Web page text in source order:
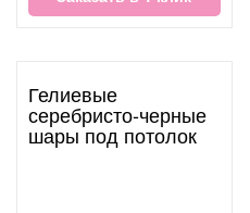
Гелиевые
серебристо-черные
шары под потолок